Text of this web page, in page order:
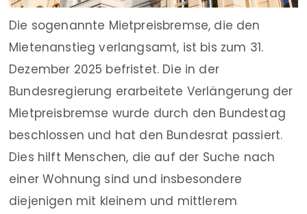
Die sogenannte Mietpreisbremse, die den
Mietenanstieg verlangsamt, ist bis zum 31.
Dezember 2025 befristet. Die in der
Bundesregierung erarbeitete Verlängerung der
Mietpreisbremse wurde durch den Bundestag
beschlossen und hat den Bundesrat passiert.
Dies hilft Menschen, die auf der Suche nach
einer Wohnung sind und insbesondere
diejenigen mit kleinem und mittlerem